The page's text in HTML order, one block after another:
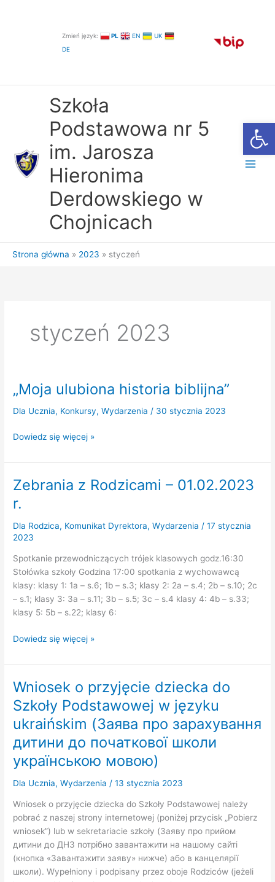
Zmień język: PL EN
UK
DE
Szkoła
Podstawowa nr 5
im. Jarosza
Hieronima
Derdowskiego w
Chojnicach
Strona główna 2023 styczeń
styczeń 2023
„Moja ulubiona historia biblijna”
Dla Ucznia, Konkursy,Wydarzenia / 30 stycznia 2023
„Moja
historia
Dowiedz się więcej »
Zebrania z Rodzicami – 01.02.2023
r.
Dla Rodzica, Komunikat Dyrektora,Wydarzenia /17 stycznia
2023
Spotkanie przewodniczących trójek klasowych godz.16:30
Stołówka szkoły Godzina 17:00 spotkania z wychowawcą
klasy: klasy 1: 1a – s.6; 1b – s.3; klasy 2: 2a – s.4; 2b – s.10; 2c
– s.1; klasy 3: 3a – s.11; 3b – s.5; 3c – s.4 klasy 4: 4b – s.33;
klasy 5: 5b – s.22; klasy 6:
Zebrania
Rodzicami
01.02.2023
r.
Dowiedz się więcej »
Wniosek o przyjęcie dziecka do
Szkoły Podstawowej w języku
ukraińskim (Заява про зарахування
дитини до початкової школи
українською мовою)
Dla Ucznia,Wydarzenia /13 stycznia 2023
Wniosek o przyjęcie dziecka do Szkoły Podstawowej należy
pobrać z naszej strony internetowej (poniżej przycisk „Pobierz
wniosek”) lub w sekretariacie szkoły (Заяву про прийом
дитини до ДНЗ потрібно завантажити на нашому сайті
(кнопка «Завантажити заяву» нижче) або в канцелярії
школи). Wypełniony i podpisany przez oboje Rodziców (jeżeli